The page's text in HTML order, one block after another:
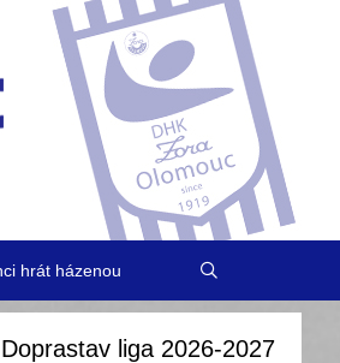
hrát házenou
liga 2026-2027